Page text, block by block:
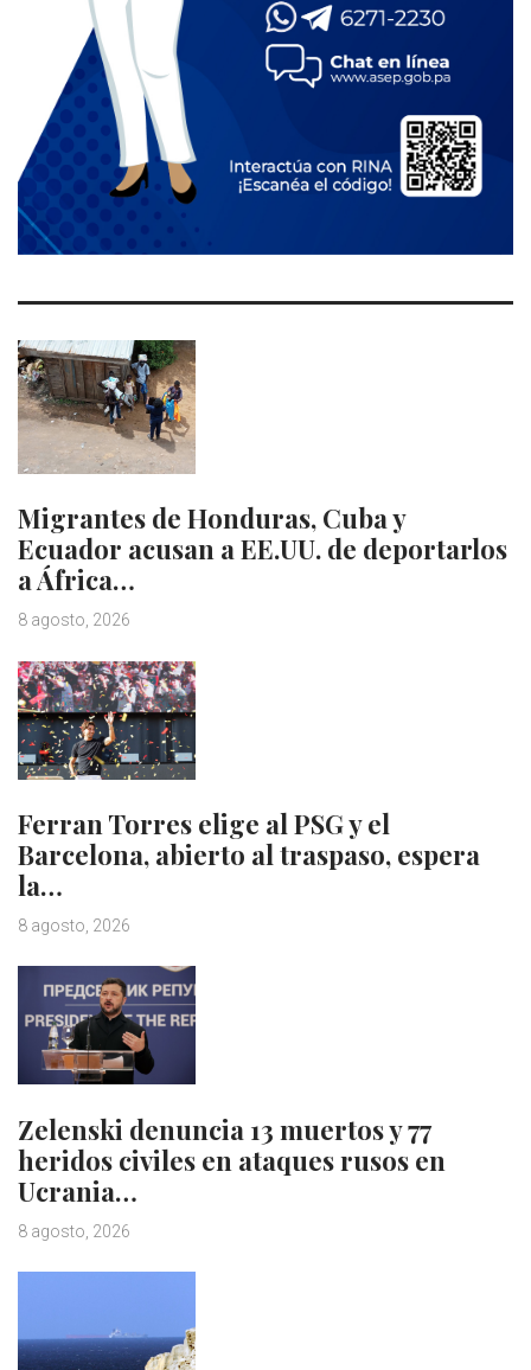
Migrantes de Honduras, Cuba y
Ecuador acusan a EE.UU. de deportarlos
a África…
8 agosto, 2026
Ferran Torres elige al PSG y el
Barcelona, abierto al traspaso, espera
la…
8 agosto, 2026
Zelenski denuncia 13 muertos y 77
heridos civiles en ataques rusos en
Ucrania…
8 agosto, 2026